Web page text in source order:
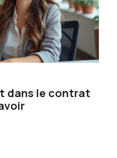
dans le contrat